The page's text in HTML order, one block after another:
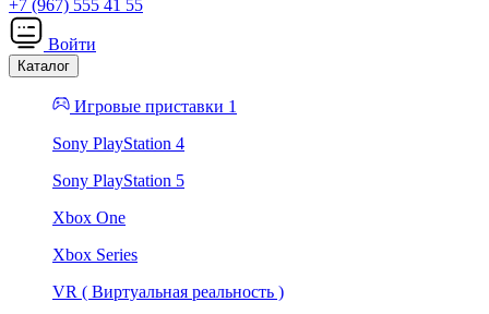
+7 (967) 555 41 55
Войти
Каталог
Игровые приставки 1
Sony PlayStation 4
Sony PlayStation 5
Xbox One
Xbox Series
VR ( Виртуальная реальность )